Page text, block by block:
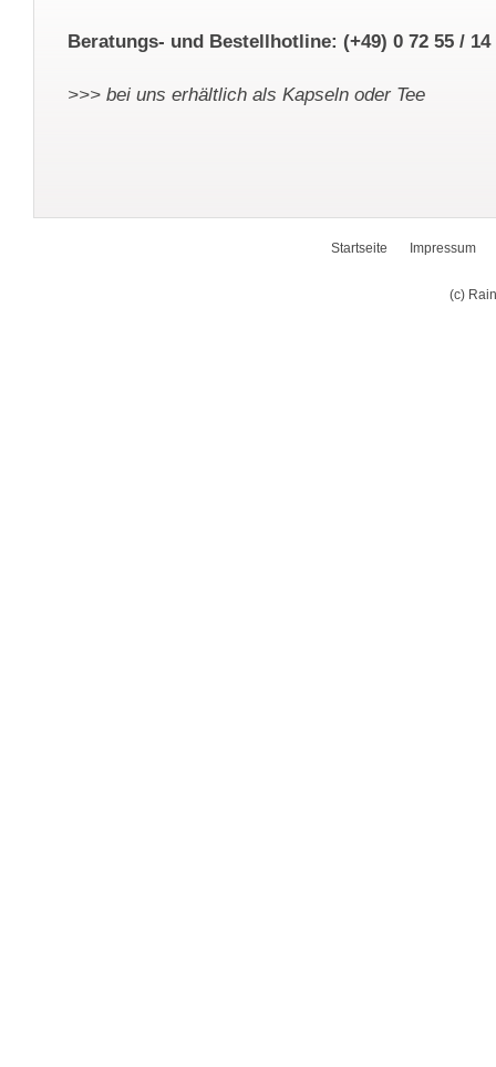
Beratungs- und Bestellhotline: (+49) 0 72 55 / 14
>>> bei uns erhältlich als Kapseln oder Tee
Startseite Impressum
(c)